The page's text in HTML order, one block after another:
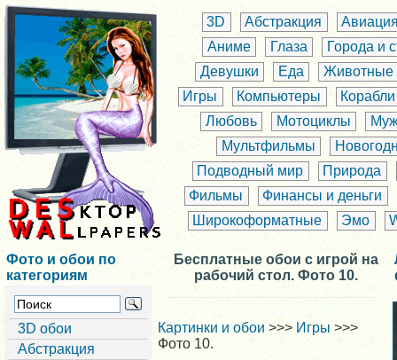
3D Абстракция
Аниме
Глаза
Города и
Девушки
Еда
Животные
Игры
Компьютеры
Корабли
Любовь
Мотоциклы
Мультфильмы
Подводный мир
Природа
Фильмы
Финансы и деньги
Широкоформатные
Эмо
Фото и обои по
категориям
3D обои
Абстракция
Бесплатные обои с игрой на
рабочий стол. Фото 10.
Картинки и обои >>> Игры>>>
Фото 10.